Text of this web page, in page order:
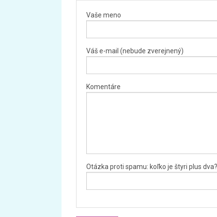
Vaše meno
Váš e-mail (nebude zverejnený)
Komentáre
Otázka proti spamu: koľko je štyri plus dva?